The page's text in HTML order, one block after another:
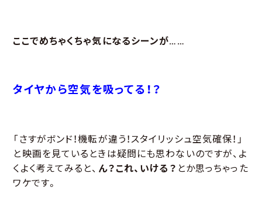
ここでめちゃくちゃ気になるシーンが……
タイヤから空気を吸ってる！？
「さすがボンド！機転が違う！スタイリッシュ空気確保！」
と映画を見ているときは疑問にも思わないのですが、よ
くよく考えてみると、 ん？これ、いける？ とか思っちゃった
ワケです。